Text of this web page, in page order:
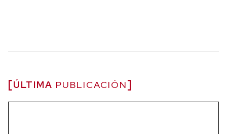
ÚLTIMA PUBLICACIÓN